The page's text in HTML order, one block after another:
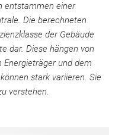
entstammen einer
Die berechneten
der Gebäude
dar. Diese hängen von
und dem
stark variieren. Sie
verstehen.